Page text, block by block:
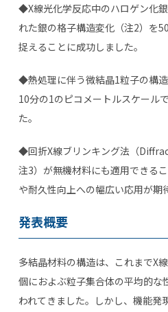
◆X線光化学反応中のハロゲン化
れた銀の格子構造変化（注2）を
捉えることに成功しました。
◆熱処理に伴う微結晶1粒子の構
10分の1のピコメートルスケール
た。
◆回折X線ブリンキング法（
注3）が無機材料にも適用できる
や耐久性向上への幅広い応用が期
発表概要
多結晶材料の構造は、これまでX
個におよぶ粒子集合体の平均的な
われてきました。しかし、機能発